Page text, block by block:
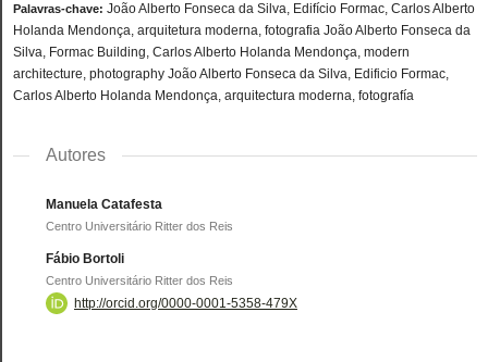
Palavras-chave: João Alberto Fonseca da Silva, Edifício Formac, Carlos Alberto
Holanda Mendonça, arquitetura moderna, fotografia João Alberto Fonseca da
Silva, Formac Building, Carlos Alberto Holanda Mendonça, modern
architecture, photography João Alberto Fonseca da Silva, Edificio Formac,
Carlos Alberto Holanda Mendonça, arquitectura moderna, fotografía
Autores
Manuela Catafesta
Centro Universitário Ritter dos Reis
Fábio Bortoli
Centro Universitário Ritter dos Reis
http://orcid.org/0000-0001-5358-479X